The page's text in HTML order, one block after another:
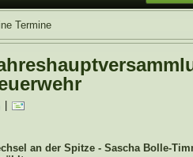
Termine
an der Spitze - Sascha Bolle-